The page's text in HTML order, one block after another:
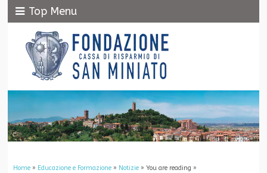
Top Menu
Home» Educazione e Formazione» Notizie» You are reading »